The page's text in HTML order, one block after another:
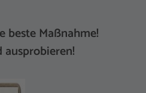
beste Maßnahme!